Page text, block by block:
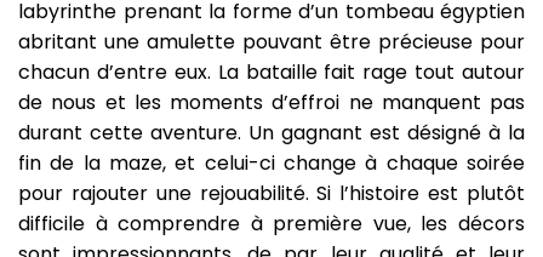
labyrinthe prenant la forme d’un tombeau égyptien
abritant une amulette pouvant être précieuse pour
chacun d’entre eux. La bataille fait rage tout autour
de nous et les moments d’effroi ne manquent pas
durant cette aventure. Un gagnant est désigné à la
fin de la maze, et celui-ci change à chaque soirée
pour rajouter une rejouabilité. Si l’histoire est plutôt
difficile à comprendre à première vue, les décors